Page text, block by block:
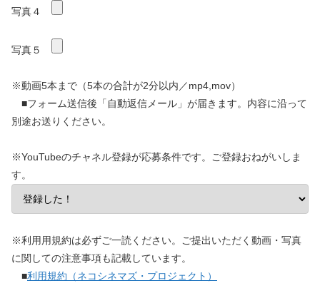
写真４
写真５
※動画5本まで（5本の合計が2分以内／mp4,mov）
■フォーム送信後「自動返信メール」が届きます。内容に沿って
別途お送りください。
※YouTubeのチャネル登録が応募条件です。ご登録おねがいしま
す。
※利用用規約は必ずご一読ください。ご提出いただく動画・写真
に関しての注意事項も記載しています。
■利用規約（ネコシネマズ・プロジェクト）